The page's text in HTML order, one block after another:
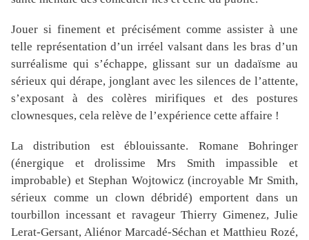
Jouer si finement et précisément comme assister à une
telle représentation d’un irréel valsant dans les bras d’un
surréalisme qui s’échappe, glissant sur un dadaïsme au
sérieux qui dérape, jonglant avec les silences de l’attente,
s’exposant à des colères mirifiques et des postures
clownesques, cela relève de l’expérience cette affaire !
La distribution est éblouissante. Romane Bohringer
(énergique et drolissime Mrs Smith impassible et
improbable) et Stephan Wojtowicz (incroyable Mr Smith,
sérieux comme un clown débridé) emportent dans un
tourbillon incessant et ravageur Thierry Gimenez, Julie
Lerat-Gersant, Aliénor Marcadé-Séchan et Matthieu Rozé,